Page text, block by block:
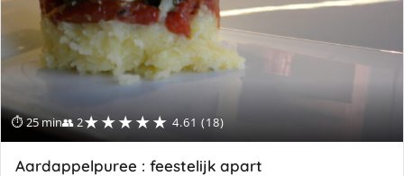
⏱ 25 min👥 2★★★★★ 4.61 (18)
Aardappelpuree : feestelijk apart